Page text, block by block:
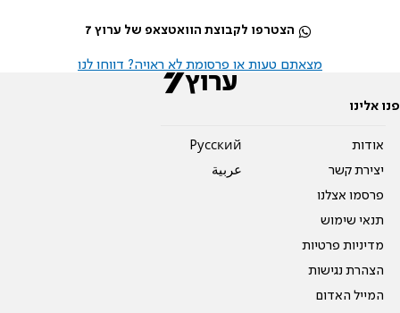
הצטרפו לקבוצת הוואטצאפ של ערוץ 7
מצאתם טעות או פרסומת לא ראויה? דווחו לנו
פנו אלינו
אודות
יצירת קשר
פרסמו אצלנו
תנאי שימוש
מדיניות פרטיות
הצהרת נגישות
המייל האדום
Pусский
عربية